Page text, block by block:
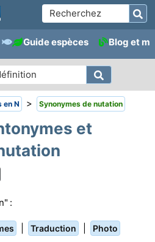
Guide espèces Blog et
en N > Synonymes de nutation
et
:
Traduction Photo